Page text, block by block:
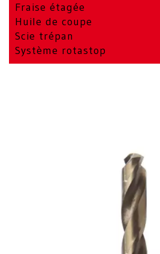
Fraise étagée
Huile de coupe
Scie trépan
Système rotastop